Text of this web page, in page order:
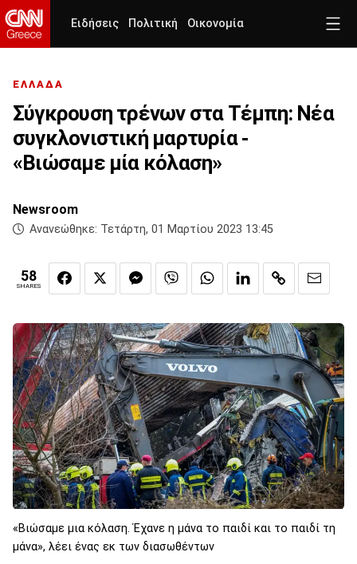
Ειδήσεις Πολιτική Οικονομία
ΕΛΛΑΔΑ
Σύγκρουση τρένων στα Τέμπη: Νέα
συγκλονιστική μαρτυρία -
«Βιώσαμε μία κόλαση»
Newsroom
Ανανεώθηκε: Τετάρτη, 01 Μαρτίου 2023 13:45
58
SHARES
«Βιώσαμε μια κόλαση. Έχανε η μάνα το παιδί και το παιδί τη
μάνα», λέει ένας εκ των διασωθέντων